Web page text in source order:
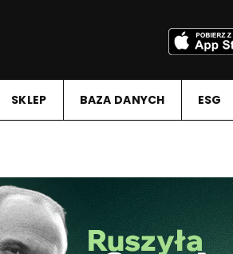
SKLEP BAZA DANYCH ESG